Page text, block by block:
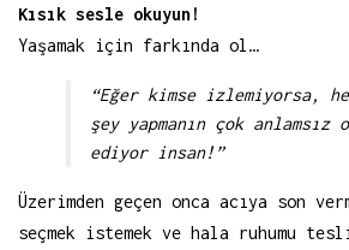
Kısık sesle okuyun!
Yaşamak için farkında ol…
“Eğer kimse izlemiyorsa,
şey yapmanın çok anlamsız
ediyor insan!”
Üzerimden geçen onca acıya son
seçmek istemek ve hala ruhumu